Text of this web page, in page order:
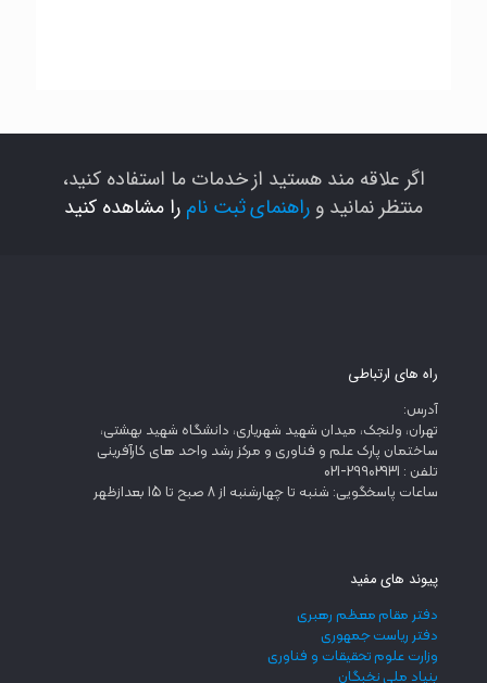
اگر علاقه مند هستید از خدمات ما استفاده کنید،
منتظر نمانید و راهنمای ثبت نام را مشاهده کنید
راه های ارتباطی
آدرس:
تهران، ولنجک، میدان شهید شهریاری، دانشگاه شهید بهشتی،
ساختمان پارک علم و فناوری و مرکز رشد واحد های کارآفرینی
تلفن : 29902931-021
ساعات پاسخگویی: شنبه تا چهارشنبه از 8 صبح تا 15 بعدازظهر
پیوند های مفید
دفتر مقام معظم رهبری
دفتر ریاست جمهوری
وزارت علوم تحقیقات و فناوری
بنیاد ملی نخبگان